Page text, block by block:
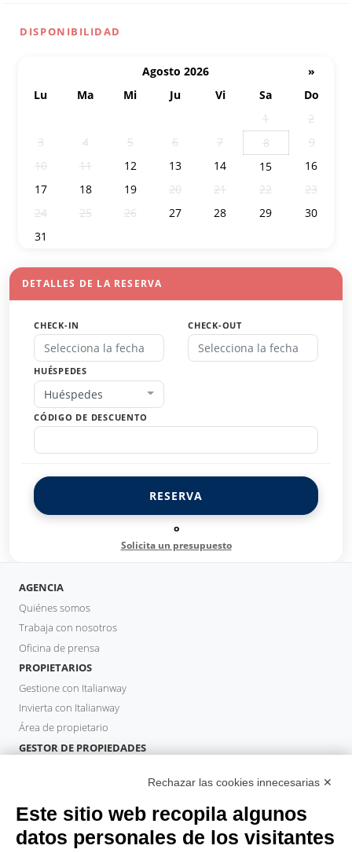
DISPONIBILIDAD
Agosto 2026
»
Lu
Ma Mi Ju Vi Sa
Do
1
2
3
4 5 6 7 8
9
10
11 12 13 14 15
16
17
18 19 20 21 22
23
24
25 26 27 28 29
30
31
DETALLES DE LA RESERVA
CHECK-IN CHECK-OUT
HUÉSPEDES
Huéspedes
CÓDIGO DE DESCUENTO
RESERVA
o
Solicita un presupuesto
AGENCIA
Quiénes somos
Trabaja con nosotros
Oficina de prensa
PROPIETARIOS
Gestione con Italianway
Invierta con Italianway
Área de propietario
GESTOR DE PROPIEDADES
HUÉSPEDES
Reserve una estancia
Estancias largas
Rechazar las cookies innecesarias ✕
Este sitio web recopila algunos
datos personales de los visitantes